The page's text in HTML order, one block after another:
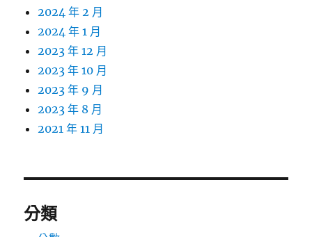
2024 年 2 月
2024 年 1 月
2023 年 12 月
2023 年 10 月
2023 年 9 月
2023 年 8 月
2021 年 11 月
分類